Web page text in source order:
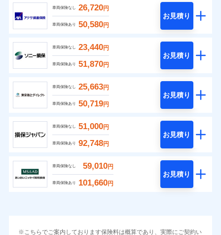
車両保険なし 26,720円
車両保険あり 50,580円
お見積り
車両保険なし 23,440円
車両保険あり 51,870円
お見積り
車両保険なし 25,663円
車両保険あり 50,719円
お見積り
車両保険なし 51,000円
車両保険あり 92,748円
お見積り
車両保険なし 59,010円
車両保険あり 101,660円
お見積り
こちらでご案内しております保険料は概算であり、実際にご契約い